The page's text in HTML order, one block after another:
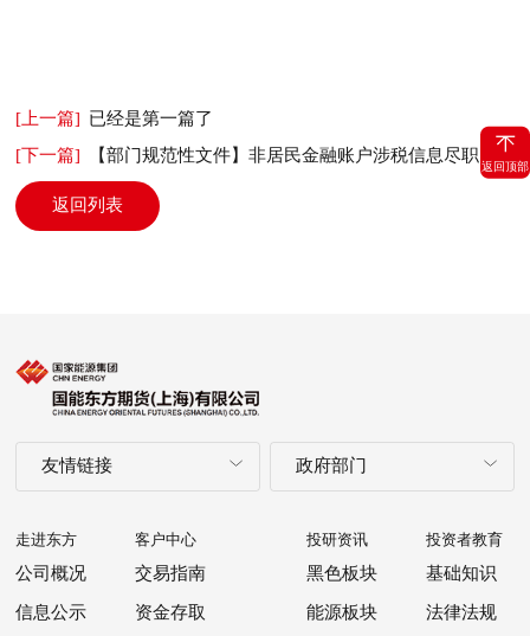
[上一篇] 已经是第一篇了
[下一篇]
【部门规范性文件】非居民金融账户涉税信息尽职调查管理办法
返回列表
友情链接 政府部门
走进东方
公司概况
信息公示
客户中心
交易指南
资金存取
投研资讯
黑色板块
能源板块
投资者教育
基础知识
法律法规
返回顶部